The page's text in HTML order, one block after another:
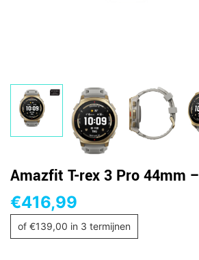
Amazfit T-rex 3 Pro 44mm
€416,99
of €139,00 in 3 termijnen